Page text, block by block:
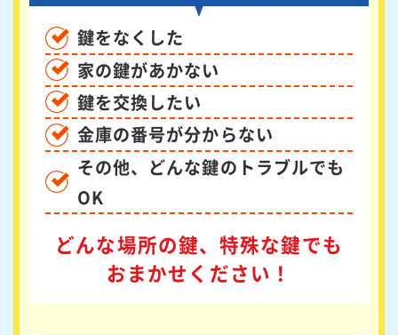
鍵をなくした
家の鍵があかない
鍵を交換したい
金庫の番号が分からない
その他、どんな鍵のトラブルでも
OK
どんな場所の鍵、特殊な鍵でも
おまかせください！